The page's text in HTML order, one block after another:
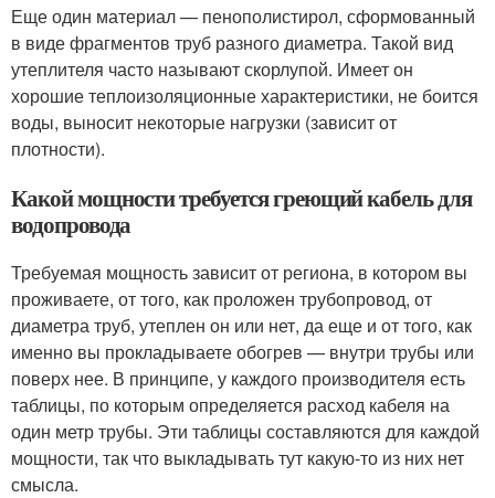
Еще один материал — пенополистирол, сформованный
в виде фрагментов труб разного диаметра. Такой вид
утеплителя часто называют скорлупой. Имеет он
хорошие теплоизоляционные характеристики, не боится
воды, выносит некоторые нагрузки (зависит от
плотности).
Какой мощности требуется греющий кабель для
водопровода
Требуемая мощность зависит от региона, в котором вы
проживаете, от того, как проложен трубопровод, от
диаметра труб, утеплен он или нет, да еще и от того, как
именно вы прокладываете обогрев — внутри трубы или
поверх нее. В принципе, у каждого производителя есть
таблицы, по которым определяется расход кабеля на
один метр трубы. Эти таблицы составляются для каждой
мощности, так что выкладывать тут какую-то из них нет
смысла.